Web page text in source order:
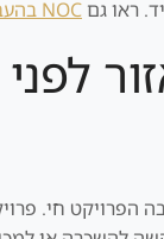
ראו גם NOC בהעברת נכס.
הפרויקט חי.